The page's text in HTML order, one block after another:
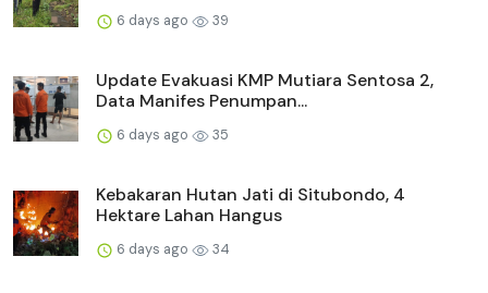
6 days ago 39
Update Evakuasi KMP Mutiara Sentosa 2,
Data Manifes Penumpan...
6 days ago 35
Kebakaran Hutan Jati di Situbondo, 4
Hektare Lahan Hangus
6 days ago 34